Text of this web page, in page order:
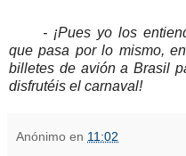
- ¡Pues yo los
que pasa por lo mismo,
billetes de avión a Brasil
disfrutéis el carnaval!
Anónimo en 11:02